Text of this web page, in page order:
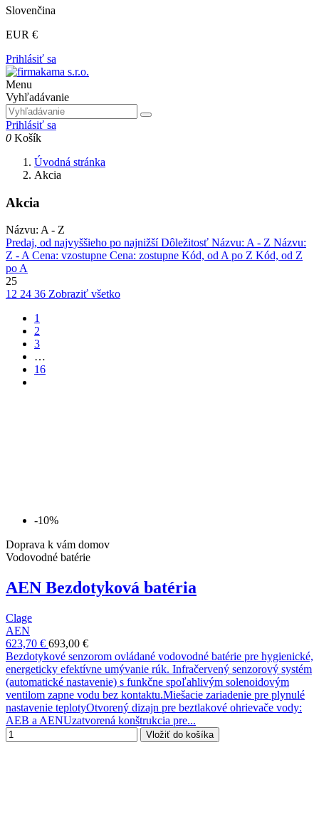
Slovenčina
EUR €
Prihlásiť sa
Menu
Vyhľadávanie
Prihlásiť sa
0 Košík
Úvodná stránka
Akcia
Akcia
Názvu: A - Z
Predaj, od najvyššieho po najnižšíDôležitosť Názvu: A - Z Názvu:
Z - ACena: vzostupne Cena: zostupne Kód, od A po Z Kód, od Z
po A
25
12 24 36 Zobraziť všetko
1
2
3
…
16
-10%
Doprava k vám domov
Vodovodné batérie
AEN Bezdotyková batéria
Clage
AEN
623,70 € 693,00 €
Bezdotykové senzorom ovládané vodovodné batérie pre hygienické,
energeticky efektívne umývanie rúk. Infračervený senzorový systém
(automatické nastavenie) s funkčne spoľahlivým solenoidovým
ventilom zapne vodu bez kontaktu.Miešacie zariadenie pre plynulé
nastavenie teplotyOtvorený dizajn pre beztlakové ohrievače vody:
AEB a AENUzatvorená konštrukcia pre...
Vložiť do košíka